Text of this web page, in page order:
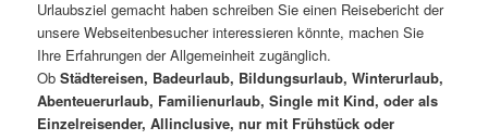
Urlaubsziel gemacht haben schreiben Sie einen Reisebericht der
unsere Webseitenbesucher interessieren könnte, machen Sie
Ihre Erfahrungen der Allgemeinheit zugänglich.
ObStädtereisen, Badeurlaub, Bildungsurlaub, Winterurlaub,
Abenteuerurlaub, Familienurlaub, Single mit Kind, oder als
Einzelreisender, Allinclusive, nur mit Frühstück oder